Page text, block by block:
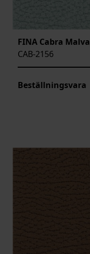
FINA Cabra Malva
CAB-2156
Beställningsvara